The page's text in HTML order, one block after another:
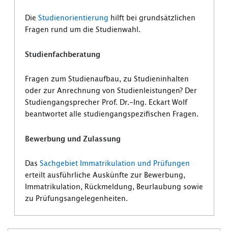
Die Studienorientierung hilft bei grundsätzlichen
Fragen rund um die Studienwahl.
Studienfachberatung
Fragen zum Studienaufbau, zu Studieninhalten
oder zur Anrechnung von Studienleistungen? Der
Studiengangsprecher Prof. Dr.-Ing. Eckart Wolf
beantwortet alle studiengangspezifischen Fragen.
Bewerbung und Zulassung
Das Sachgebiet Immatrikulation und Prüfungen
erteilt ausführliche Auskünfte zur Bewerbung,
Immatrikulation, Rückmeldung, Beurlaubung sowie
zu Prüfungsangelegenheiten.